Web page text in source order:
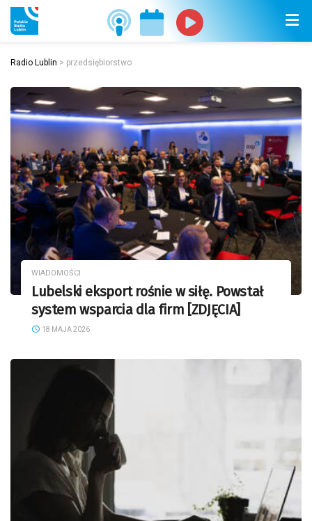
Radio Lublin > przedsiębiorstwo
WIADOMOŚCI
Lubelski eksport rośnie w siłę. Powstał
system wsparcia dla firm [ZDJĘCIA]
18 MAJA 2026